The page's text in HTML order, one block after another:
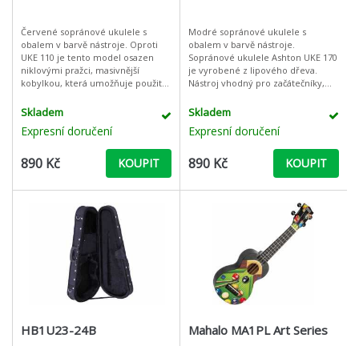
Červené sopránové ukulele s
obalem v barvě nástroje. Oproti
UKE 110 je tento model osazen
niklovými pražci, masivnější
kobylkou, která umožňuje použití
mechanikou s většími strojky, kte
Skladem
Expresní doručení
890 Kč KOUPIT
Modré sopránové ukulele s
obalem v barvě nástroje.
Sopránové ukulele Ashton UKE 170
je vyrobené z lipového dřeva.
Nástroj vhodný pro začátečníky,
cestovní nástroj během letní
Skladem
Expresní doručení
890 Kč KOUPIT
HB1U23-24B Mahalo MA1PL Art Series